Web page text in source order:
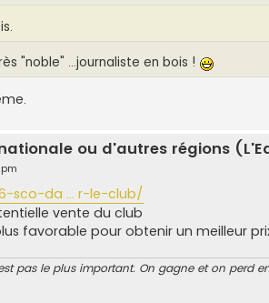
"noble" ...journaliste en bois !
ou d'autres régions
sco-da ... r-le-club/
vente du club
favorable pour obtenir un meilleur
pas le plus important. On gagne et on perd